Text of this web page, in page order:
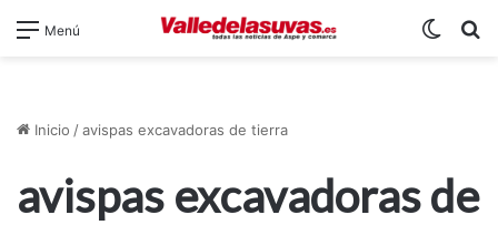
Menú
Inicio /avispas excavadoras de tierra
avispas excavadoras de